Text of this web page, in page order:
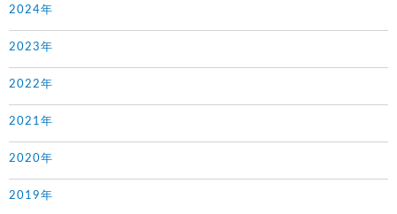
2024年
2023年
2022年
2021年
2020年
2019年